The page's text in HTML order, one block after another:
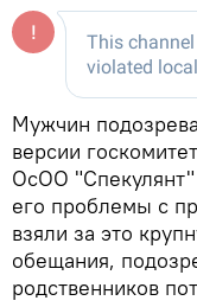
Мужчин
версии
ОсОО
его проблемы с
взяли за это
обещания,
родственников